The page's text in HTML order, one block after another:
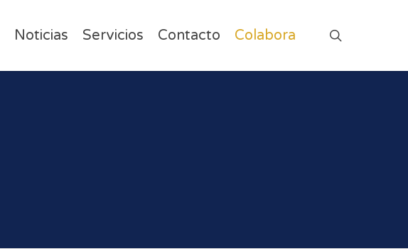
Noticias Servicios Contacto Colabora